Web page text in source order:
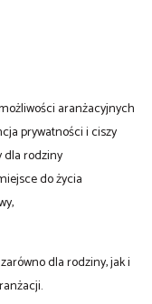
aranżacyjnych
prywatności i ciszy
dla rodziny
do życia
dla rodziny, jak i